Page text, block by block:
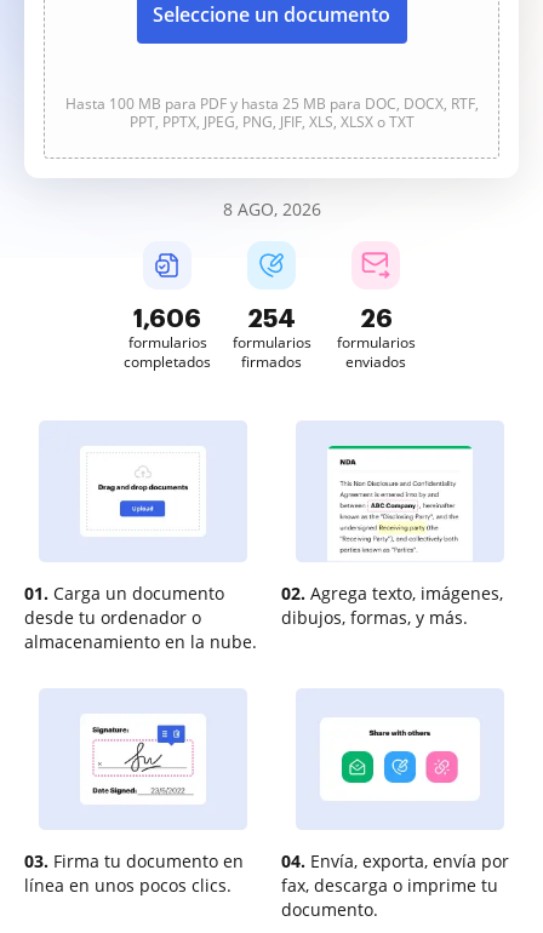
Seleccione un documento
Hasta 100 MB para PDF y hasta 25 MB para DOC, DOCX, RTF,
PPT, PPTX, JPEG, PNG, JFIF, XLS, XLSX o TXT
8 AGO, 2026
1,606
formularios
completados
254
formularios
firmados
26
formularios
enviados
01. Carga un documento
desde tu ordenador o
almacenamiento en la nube.
02. Agrega texto, imágenes,
dibujos, formas, y más.
03. Firma tu documento en
línea en unos pocos clics.
04. Envía, exporta, envía por
fax, descarga o imprime tu
documento.